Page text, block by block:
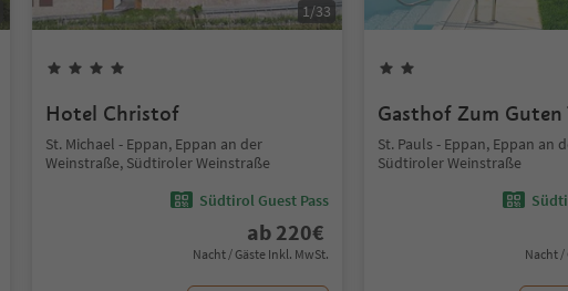
1/33
Hotel Christof
St. Michael - Eppan, Eppan an der
Weinstraße, Südtiroler Weinstraße
Südtirol Guest Pass
ab 220€
Nacht / Gäste Inkl. MwSt.
Gasthof Zum Guten
St. Pauls - Eppan, Eppan an
Südtiroler Weinstraße
Nacht /